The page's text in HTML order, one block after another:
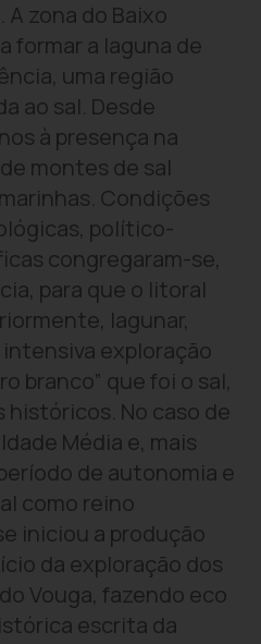
zona do Baixo
formar a laguna de
uma região
ao sal. Desde
à presença na
montes de sal
Condições
político-
congregaram-se,
para que o litoral
lagunar,
exploração
branco” que foi o sal,
No caso de
Média e, mais
de autonomia e
como reino
iniciou a produção
da exploração dos
Vouga, fazendo eco
escrita da